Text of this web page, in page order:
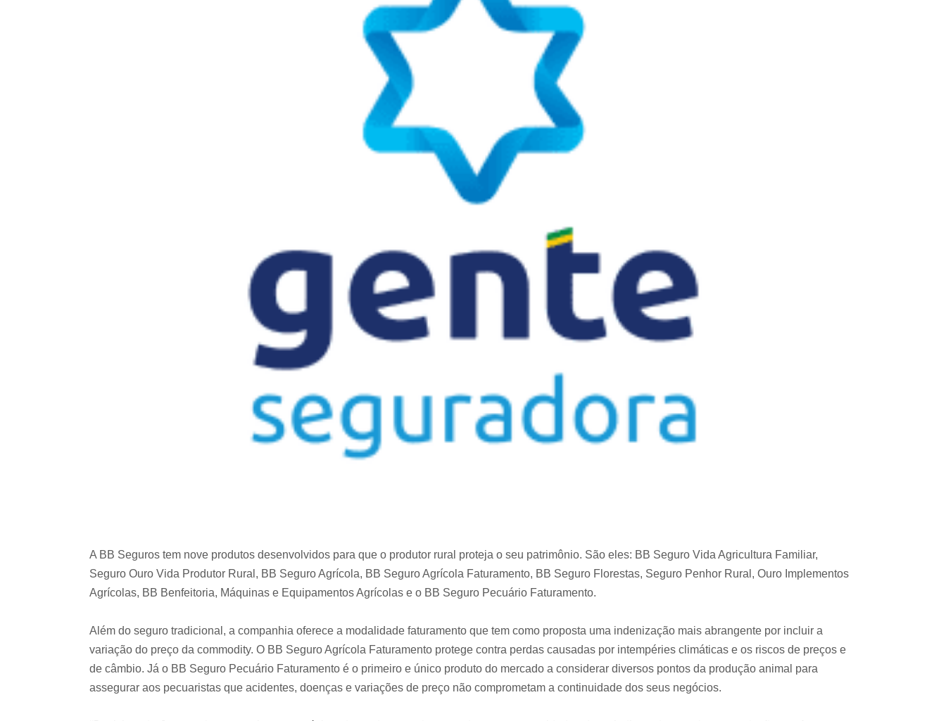
A BB Seguros tem nove produtos desenvolvidos para que o produtor rural proteja o seu patrimônio. São eles: BB Seguro Vida Agricultura Familiar,
Seguro Ouro Vida Produtor Rural, BB Seguro Agrícola, BB Seguro Agrícola Faturamento, BB Seguro Florestas, Seguro Penhor Rural, Ouro Implementos
Agrícolas, BB Benfeitoria, Máquinas e Equipamentos Agrícolas e o BB Seguro Pecuário Faturamento.
Além do seguro tradicional, a companhia oferece a modalidade faturamento que tem como proposta uma indenização mais abrangente por incluir a
variação do preço da commodity. O BB Seguro Agrícola Faturamento protege contra perdas causadas por intempéries climáticas e os riscos de preços e
de câmbio. Já o BB Seguro Pecuário Faturamento é o primeiro e único produto do mercado a considerar diversos pontos da produção animal para
assegurar aos pecuaristas que acidentes, doenças e variações de preço não comprometam a continuidade dos seus negócios.